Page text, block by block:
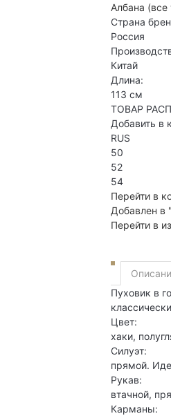
Албана (все
Страна
Россия
Китай
Длина:
113 см
ТОВАР
Добавить в
RUS
50
52
54
Перейти в
Добавлен в
Перейти в
Пуховик в
Цвет:
хаки,
Силуэт:
прямой.
Рукав:
втачной,
Карманы: